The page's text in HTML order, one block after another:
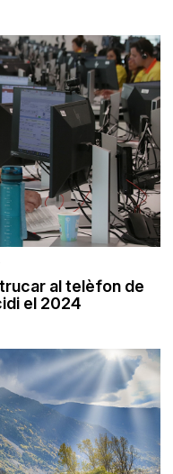
al telèfon de
el 2024